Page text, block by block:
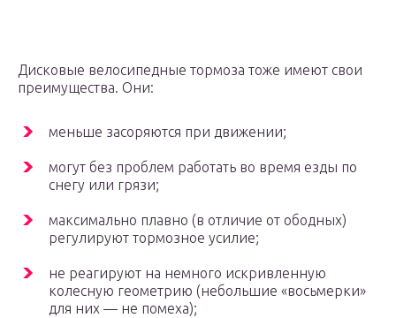
Дисковые велосипедные тормоза тоже имеют свои
преимущества. Они:
меньше засоряются при движении;
могут без проблем работать во время езды по
снегу или грязи;
максимально плавно (в отличие от ободных)
регулируют тормозное усилие;
не реагируют на немного искривленную
колесную геометрию (небольшие «восьмерки»
для них — не помеха);